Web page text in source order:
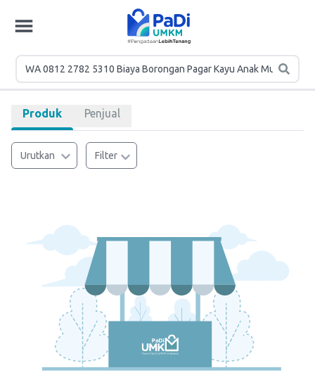
Produk Penjual
Urutkan Filter